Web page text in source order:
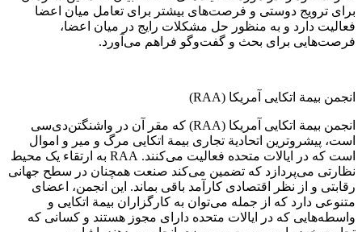
برای ترویج دوستی و فرصت‌های بیشتر برای تعامل میان اعضا
فعالیت دارد و به منظور حل مشکلات رایج در میان اعضا،
فرصت‌هایی برای بحث و گفت‌وگو فراهم می‌آورد.
انجمن بیمة اتکایی آمریکا (RAA)
انجمن بیمة اتکایی آمریکا (RAA) که مقر آن در واشنگتن‌دی‌سی
است، پیشروترین اتحادیة تجاری بیمة اتکایی مرگ و میر و اموال
است که در ایالات متحده فعالیت می‌کنند. RAA به ارتقاء یک محیط
نظارتی می‌پردازد که تضمین می‌کند صنعت همچنان در سطح جهانی
رقابتی و از نظر اقتصادی کارآمد باقی بماند. این انجمن، اعضای
متنوعی دارد که از جمله می‌توان به کارگزاران بیمة اتکایی و
واسطه‌هایی که در ایالات متحده دارای مجوز هستند و کسانی که